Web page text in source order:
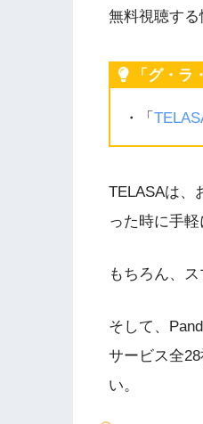
無料視聴する
「グ・
・「
TELASAは、
った時に手軽
もちろん、
そして、
サービス全
い。